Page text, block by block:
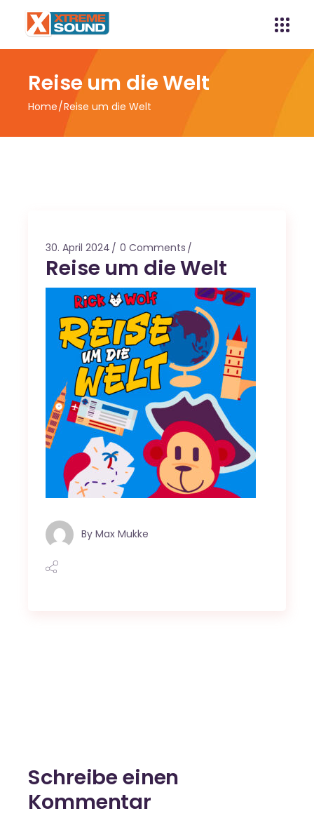
Reise um die Welt
Home Reise um die Welt
30. April 2024 0 Comments
Reise um die Welt
By Max Mukke
Schreibe einen
Kommentar